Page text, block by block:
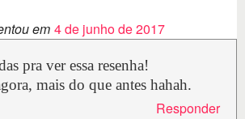
em 4 de junho de 2017
pra ver essa resenha!
mais do que antes hahah.
Responder